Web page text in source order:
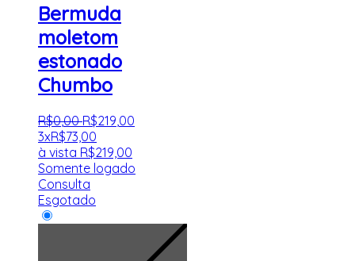
Bermuda
moletom
estonado
Chumbo
R$0,00 R$219 00
3xR$73,00
à vista R$219,00
Somente logado
Consulta
Esgotado